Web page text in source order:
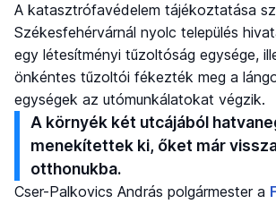
A katasztrófavédelem tájékoztatása
Székesfehérvárnál nyolc település
egy létesítményi tűzoltóság egysége,
önkéntes tűzoltói fékezték meg a
egységek az utómunkálatokat végzik.
A környék két utcájából
menekítettek ki, őket már
otthonukba.
Cser-Palkovics András polgármester a